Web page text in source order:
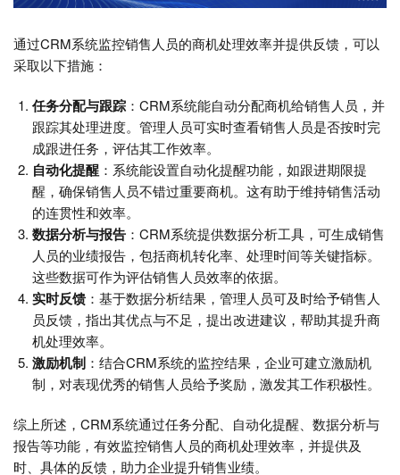
通过CRM系统监控销售人员的商机处理效率并提供反馈，可以
采取以下措施：
任务分配与跟踪 ：CRM系统能自动分配商机给销售人员，并
跟踪其处理进度。管理人员可实时查看销售人员是否按时完
成跟进任务，评估其工作效率。
自动化提醒 ：系统能设置自动化提醒功能，如跟进期限提
醒，确保销售人员不错过重要商机。这有助于维持销售活动
的连贯性和效率。
数据分析与报告 ：CRM系统提供数据分析工具，可生成销售
人员的业绩报告，包括商机转化率、处理时间等关键指标。
这些数据可作为评估销售人员效率的依据。
实时反馈：基于数据分析结果，管理人员可及时给予销售人
员反馈，指出其优点与不足，提出改进建议，帮助其提升商
机处理效率。
激励机制 ：结合CRM系统的监控结果，企业可建立激励机
制，对表现优秀的销售人员给予奖励，激发其工作积极性。
综上所述，CRM系统通过任务分配、自动化提醒、数据分析与
报告等功能，有效监控销售人员的商机处理效率，并提供及
时、具体的反馈，助力企业提升销售业绩。